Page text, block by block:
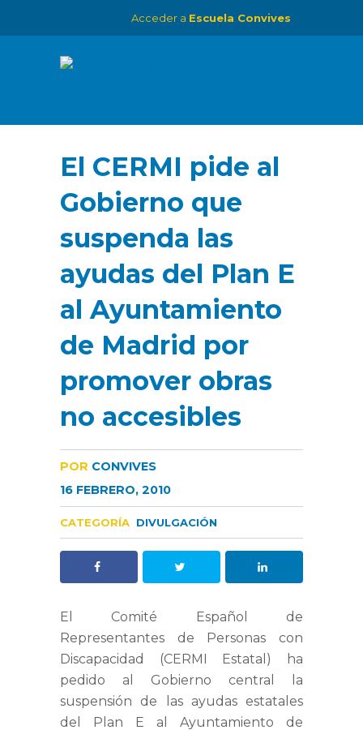
Acceder a Escuela Convives
El CERMI pide al
Gobierno que
suspenda las
ayudas del Plan E
al Ayuntamiento
de Madrid por
promover obras
no accesibles
POR CONVIVES
16 FEBRERO, 2010
CATEGORÍA DIVULGACIÓN
El Comité Español de
Representantes de Personas con
Discapacidad (CERMI Estatal) ha
pedido al Gobierno central la
suspensión de las ayudas estatales
del Plan E al Ayuntamiento de